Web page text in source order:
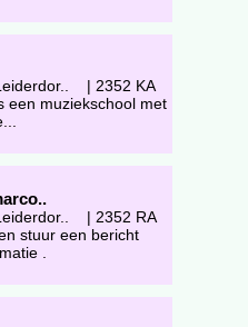
| 2352 KA
een muziekschool met
| 2352 RA
stuur een bericht
.